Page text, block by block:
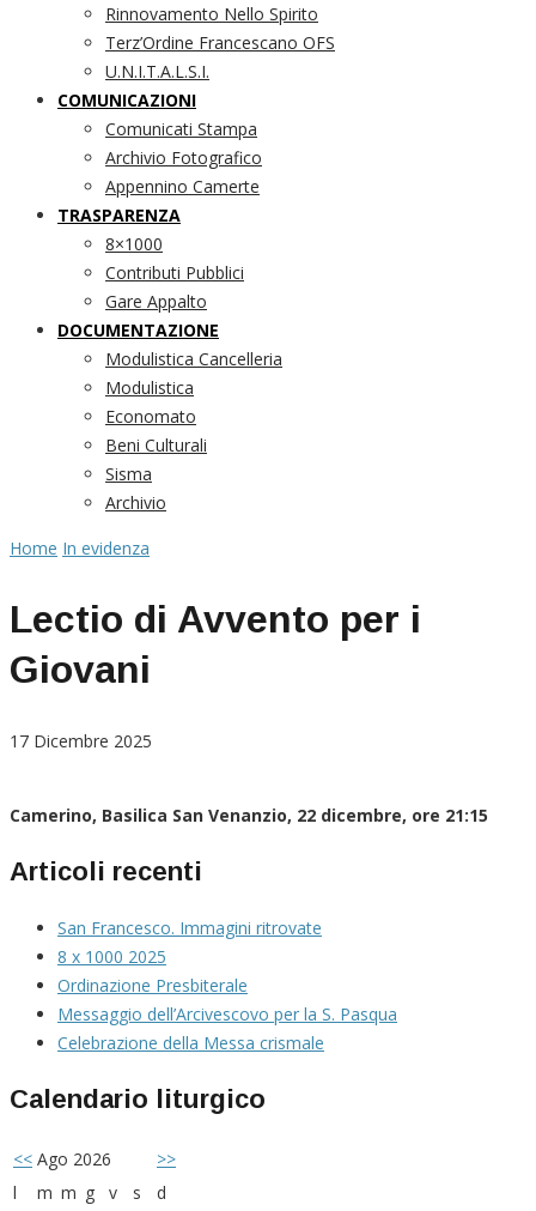
Rinnovamento Nello Spirito
Terz’Ordine Francescano OFS
U.N.I.T.A.L.S.I.
COMUNICAZIONI
Comunicati Stampa
Archivio Fotografico
Appennino Camerte
TRASPARENZA
8×1000
Contributi Pubblici
Gare Appalto
DOCUMENTAZIONE
Modulistica Cancelleria
Modulistica
Economato
Beni Culturali
Sisma
Archivio
Home In evidenza
Lectio di Avvento per i
Giovani
17 Dicembre 2025
Camerino, Basilica San Venanzio, 22 dicembre, ore 21:15
Articoli recenti
San Francesco. Immagini ritrovate
8 x 1000 2025
Ordinazione Presbiterale
Messaggio dell’Arcivescovo per la S. Pasqua
Celebrazione della Messa crismale
Calendario liturgico
<< Ago 2026
>>
l
m m g v s
d